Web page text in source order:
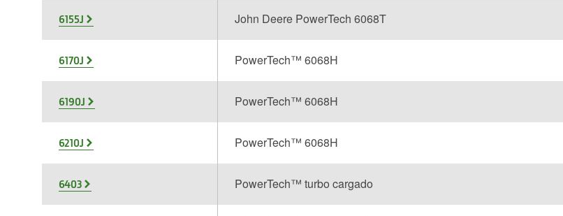
6155J John Deere PowerTech 6068T
6170J PowerTech™ 6068H
6190J PowerTech™ 6068H
6210J PowerTech™ 6068H
6403 PowerTech™ turbo cargado